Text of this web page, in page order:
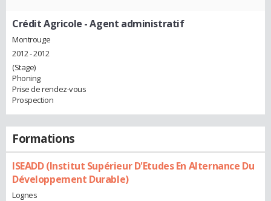
Crédit Agricole - Agent administratif
Montrouge
2012 - 2012
(Stage)
Phoning
Prise de rendez-vous
Prospection
Formations
ISEADD (Institut Supérieur D'Etudes En Alternance Du
Développement Durable)
Lognes